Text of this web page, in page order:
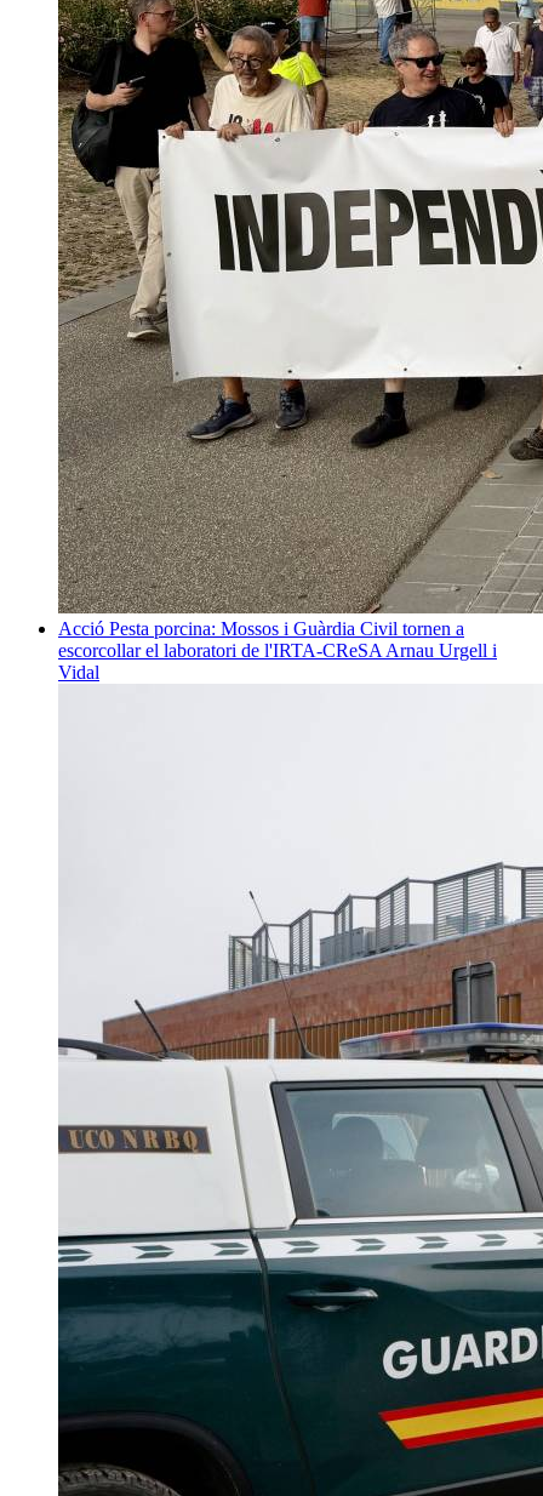
Acció Pesta porcina: Mossos i Guàrdia Civil tornen a
escorcollar el laboratori de l'IRTA-CReSA Arnau Urgell i
Vidal